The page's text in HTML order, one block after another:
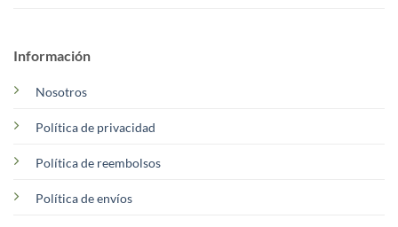
Información
Nosotros
Política de privacidad
Política de reembolsos
Política de envíos